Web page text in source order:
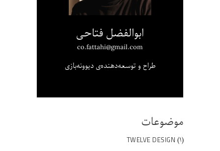
ابوالفضل فتاحی
co.fattahi@gmail.com
طراح و توسعه‌دهنده‌ی دیوونه‌بازی
موضوعات
TWELVE DESIGN (۱)